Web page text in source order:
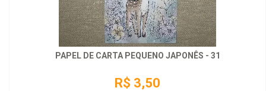
PAPEL DE CARTA PEQUENO JAPONÊS - 31
R$ 3,50